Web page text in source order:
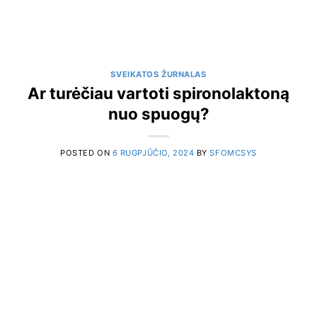
SVEIKATOS ŽURNALAS
Ar turėčiau vartoti spironolaktoną
nuo spuogų?
POSTED ON 6 RUGPJŪČIO, 2024 BYSFOMCSYS